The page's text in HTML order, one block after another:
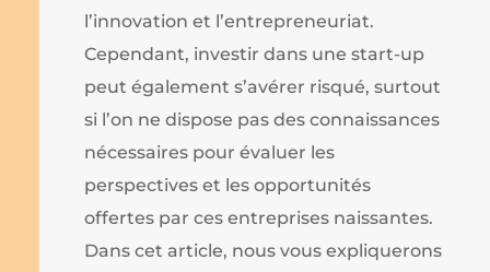
l’innovation et l’entrepreneuriat.
Cependant, investir dans une start-up
peut également s’avérer risqué, surtout
si l’on ne dispose pas des connaissances
nécessaires pour évaluer les
perspectives et les opportunités
offertes par ces entreprises naissantes.
Dans cet article, nous vous expliquerons